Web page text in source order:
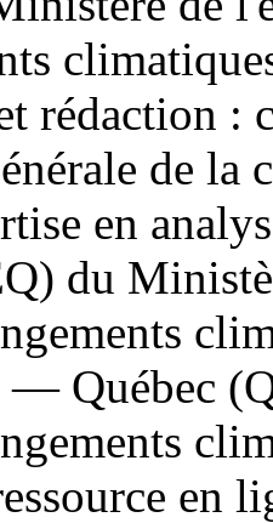
rédaction :
de la
en
du
Québec
en